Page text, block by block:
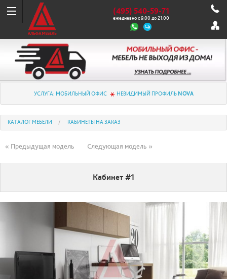
(495) 540-59-71
ежедневно с 9:00 до 21:00
УСЛУГА: МОБИЛЬНЫЙ ОФИС НЕВИДИМЫЙ ПРОФИЛЬ NOVA
КАТАЛОГ МЕБЕЛИ КАБИНЕТЫ НА ЗАКАЗ
« Предыдущая модель Следующая модель »
Кабинет #1